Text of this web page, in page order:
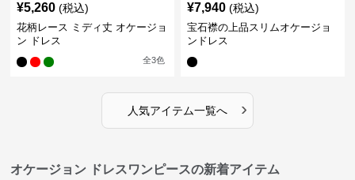
¥5,260 (税込)
花柄レース ミディ丈 オケージョ
ン ドレス
全3色
¥7,940 (税込)
宝石襟の上品スリムオケージョ
ンドレス
人気アイテム一覧へ ›
オケージョン ドレスワンピースの新着アイテム